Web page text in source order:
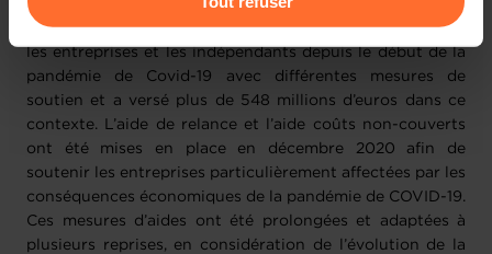
nous utilisons lescookies et sommes amenés à traiter
vos données personnelles, vous pouvez consulter notre
Charte d’usage des cookies et notrePolitique de
protection des données personnelles.
La Direction générale des classes moyennes accompagne
les entreprises et les indépendants depuis le début de la
pandémie de Covid-19 avec différentes mesures de
soutien et a versé plus de 548 millions d’euros dans ce
contexte. L’aide de relance et l’aide coûts non-couverts
ont été mises en place en décembre 2020 afin de
soutenir les entreprises particulièrement affectées par les
conséquences économiques de la pandémie de COVID-19.
Ces mesures d’aides ont été prolongées et adaptées à
plusieurs reprises, en considération de l’évolution de la